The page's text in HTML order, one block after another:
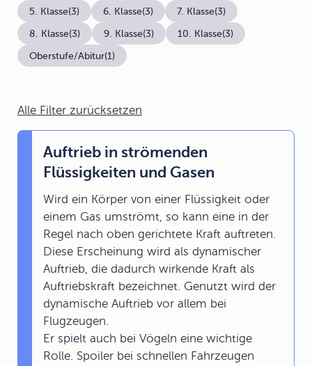
Alle Filter zurücksetzen
Auftrieb in strömenden
Flüssigkeiten und Gasen
Wird ein Körper von einer Flüssigkeit oder
einem Gas umströmt, so kann eine in der
Regel nach oben gerichtete Kraft auftreten.
Diese Erscheinung wird als dynamischer
Auftrieb, die dadurch wirkende Kraft als
Auftriebskraft bezeichnet. Genutzt wird der
dynamische Auftrieb vor allem bei
Flugzeugen.
Er spielt auch bei Vögeln eine wichtige
Rolle. Spoiler bei schnellen Fahrzeugen
5. Klasse(3) 6. Klasse(3) 7. Klasse(3)
8. Klasse(3) 9. Klasse(3) 10. Klasse(3)
Oberstufe/Abitur(1)